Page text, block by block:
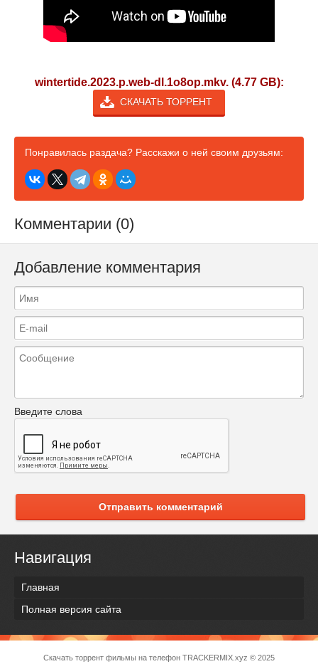
wintertide.2023.p.web-dl.1o8op.mkv. (4.77 GB):
СКАЧАТЬ ТОРРЕНТ
Понравилась раздача? Расскажи о ней своим друзьям:
Комментарии (0)
Добавление комментария
Введите слова
Отправить комментарий
Навигация
Главная
Полная версия сайта
Скачать торрент фильмы на телефон TRACKERMIX.xyz © 2025